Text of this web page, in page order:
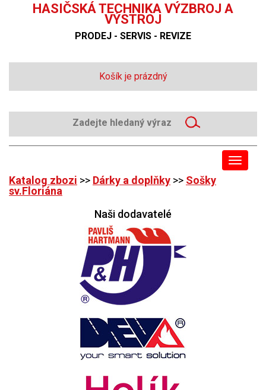
HASIČSKÁ TECHNIKA VÝZBROJ A
VÝSTROJ
PRODEJ - SERVIS - REVIZE
Košík je prázdný
Toggle
Katalog zbozi >> Dárky a doplňky >> Sošky
sv.Floriána
Naši dodavatelé